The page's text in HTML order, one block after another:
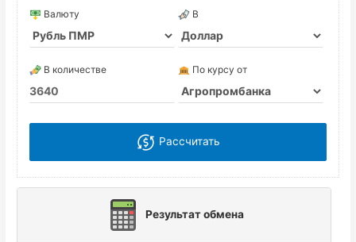
Валюту В
В количестве По курсу от
Рассчитать
Результат обмена